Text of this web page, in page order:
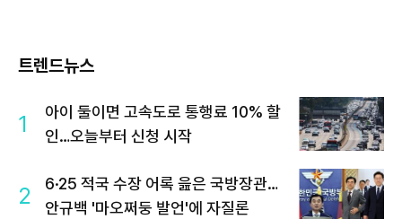
트렌드뉴스
1
아이 둘이면 고속도로 통행료 10% 할
인…오늘부터 신청 시작
2
6·25 적국 수장 어록 읊은 국방장관…
안규백 '마오쩌둥 발언'에 자질론